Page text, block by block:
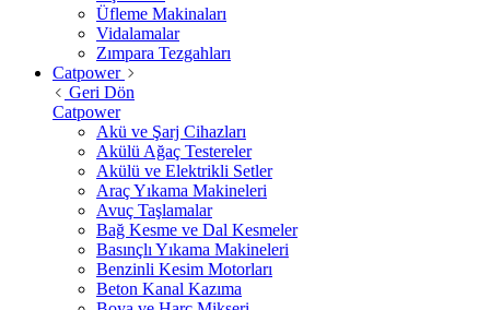
Üfleme Makinaları
Vidalamalar
Zımpara Tezgahları
Catpower
Geri Dön
Catpower
Akü ve Şarj Cihazları
Akülü Ağaç Testereler
Akülü ve Elektrikli Setler
Araç Yıkama Makineleri
Avuç Taşlamalar
Bağ Kesme ve Dal Kesmeler
Basınçlı Yıkama Makineleri
Benzinli Kesim Motorları
Beton Kanal Kazıma